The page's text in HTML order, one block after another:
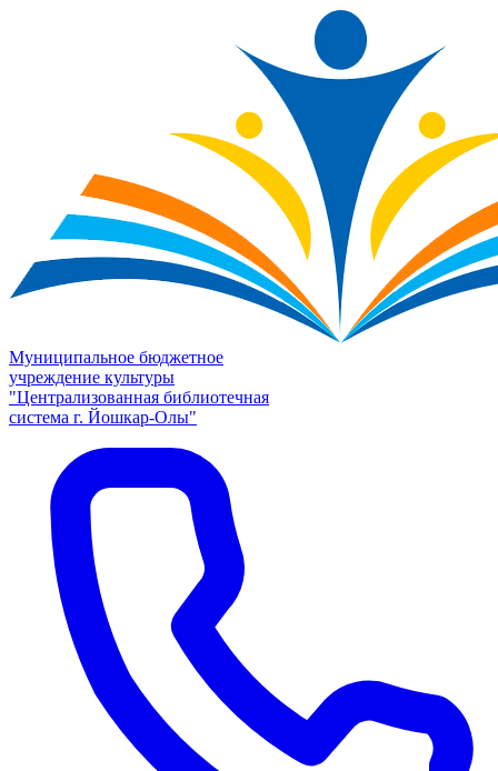
Муниципальное бюджетное
учреждение культуры
"Централизованная библиотечная
система г. Йошкар-Олы"